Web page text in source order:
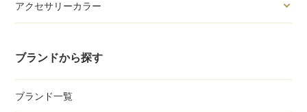
アクセサリーカラー
ブランドから探す
ブランド一覧